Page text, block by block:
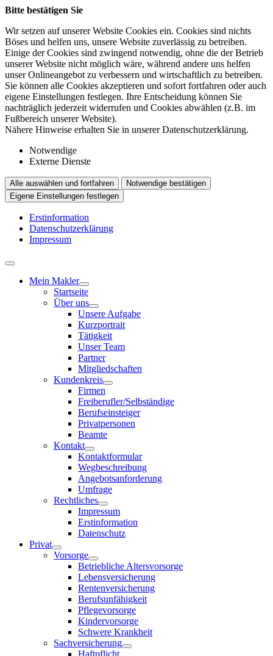
Bitte bestätigen Sie
Wir setzen auf unserer Website Cookies ein. Cookies sind nichts
Böses und helfen uns, unsere Website zuverlässig zu betreiben.
Einige der Cookies sind zwingend notwendig, ohne die der Betrieb
unserer Website nicht möglich wäre, während andere uns helfen
unser Onlineangebot zu verbessern und wirtschaftlich zu betreiben.
Sie können alle Cookies akzeptieren und sofort fortfahren oder auch
eigene Einstellungen festlegen. Ihre Entscheidung können Sie
nachträglich jederzeit widerrufen und Cookies abwählen (z.B. im
Fußbereich unserer Website).
Nähere Hinweise erhalten Sie in unserer Datenschutzerklärung.
Notwendige
Externe Dienste
Alle auswählen und fortfahren
Notwendige bestätigen
Eigene Einstellungen festlegen
Erstinformation
Datenschutzerklärung
Impressum
Mein Makler
Startseite
Über uns
Unsere Aufgabe
Kurzportrait
Tätigkeit
Unser Team
Partner
Mitgliedschaften
Kundenkreis
Firmen
Freiberufler/Selbständige
Berufseinsteiger
Privatpersonen
Beamte
Kontakt
Kontaktformular
Wegbeschreibung
Angebotsanforderung
Umfrage
Rechtliches
Impressum
Erstinformation
Datenschutz
Privat
Vorsorge
Betriebliche Altersvorsorge
Lebensversicherung
Rentenversicherung
Berufsunfähigkeit
Pflegevorsorge
Kindervorsorge
Schwere Krankheit
Sachversicherung
Haftpflicht